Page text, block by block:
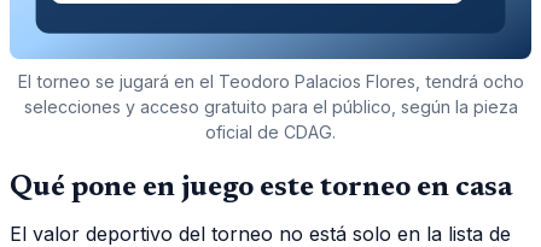
El torneo se jugará en el Teodoro Palacios Flores, tendrá ocho
selecciones y acceso gratuito para el público, según la pieza
oficial de CDAG.
Qué pone en juego este torneo en casa
El valor deportivo del torneo no está solo en la lista de